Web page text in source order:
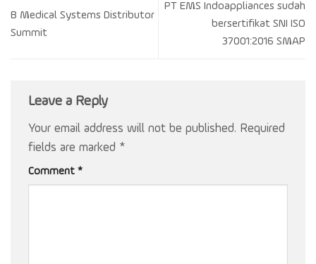
B Medical Systems Distributor
Summit
PT EMS Indoappliances sudah
bersertifikat SNI ISO
37001:2016 SMAP
Leave a Reply
Your email address will not be published. Required
fields are marked *
Comment *